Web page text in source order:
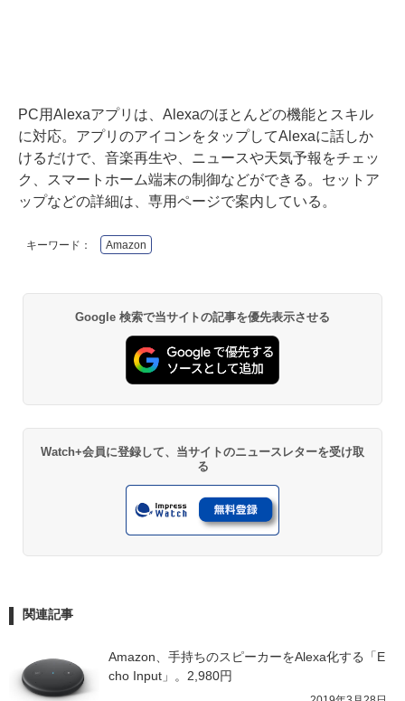
PC用Alexaアプリは、Alexaのほとんどの機能とスキル
に対応。アプリのアイコンをタップしてAlexaに話しか
けるだけで、音楽再生や、ニュースや天気予報をチェッ
ク、スマートホーム端末の制御などができる。セットア
ップなどの詳細は、 専用ページで案内している 。
キーワード： Amazon
Google 検索で当サイトの記事を優先表示させる
Watch+会員に登録して、当サイトのニュースレターを受け取
る
関連記事
Amazon、手持ちのスピーカーをAlexa化する「E
cho Input」。2,980円